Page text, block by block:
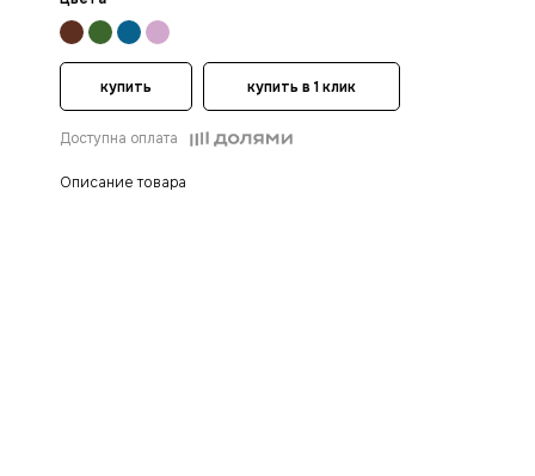
Описание товара
купить купить в 1 клик
Доступна оплата